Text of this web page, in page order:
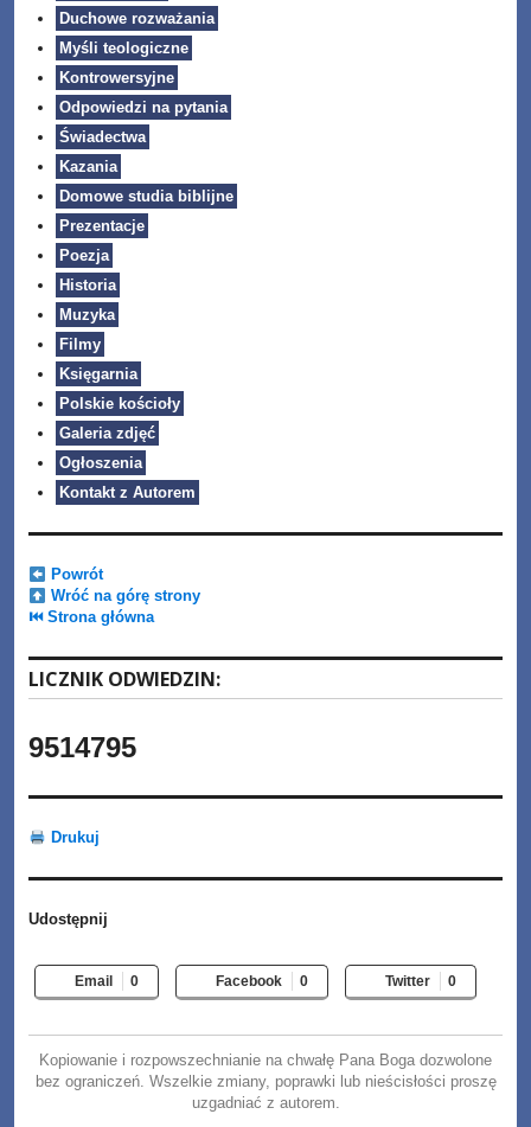
Duchowe rozważania
Myśli teologiczne
Kontrowersyjne
Odpowiedzi na pytania
Świadectwa
Kazania
Domowe studia biblijne
Prezentacje
Poezja
Historia
Muzyka
Filmy
Księgarnia
Polskie kościoły
Galeria zdjęć
Ogłoszenia
Kontakt z Autorem
Powrót
Wróć na górę strony
⏮ Strona główna
LICZNIK ODWIEDZIN:
9514795
Drukuj
Udostępnij
Email 0 Facebook 0 Twitter 0
Kopiowanie i rozpowszechnianie na chwałę Pana Boga dozwolone
bez ograniczeń. Wszelkie zmiany, poprawki lub nieścisłości proszę
uzgadniać z autorem.